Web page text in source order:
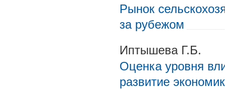
Рынок
за рубежом
Иптышева Г.Б.
Оценка уровня
развитие